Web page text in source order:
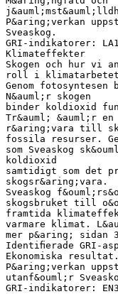
P&aring;verkan
Sveaskog.
GRI-indikatorer:
Klimateffekter
Skogen och hur vi
roll i
Genom
N&auml;r skogen
binder koldioxid
Tr&auml; &auml;r
r&aring;vara till
fossila resurser.
som Sveaskog
koldioxid
samtidigt som det
skogsr&aring;vara.
Sveaskog
skogsbruket till
framtida
varmare klimat.
mer p&aring; sidan
Identiﬁerade GRI-
Ekonomiska resultat.
P&aring;verkan
utanf&ouml;r
GRI-indikatorer: